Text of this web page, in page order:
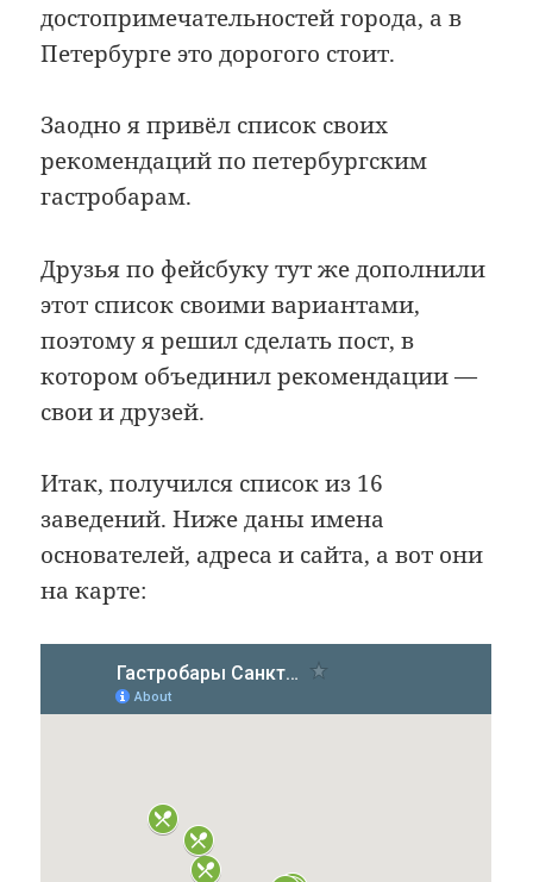
достопримечательностей города, а в
Петербурге это дорогого стоит.
Заодно я привёл список своих
рекомендаций по петербургским
гастробарам.
Друзья по фейсбуку тут же дополнили
этот список своими вариантами,
поэтому я решил сделать пост, в
котором объединил рекомендации —
свои и друзей.
Итак, получился список из 16
заведений. Ниже даны имена
основателей, адреса и сайта, а вот они
на карте: